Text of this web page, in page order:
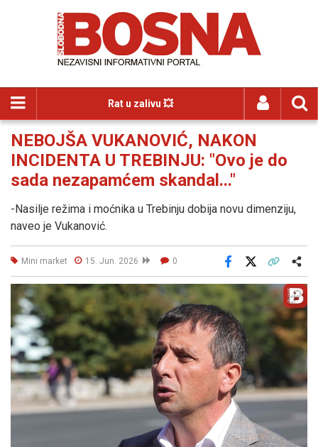
Rat u zalivu 💥
NEBOJŠA VUKANOVIĆ, NAKON
INCIDENTA U TREBINJU: "Ovo je do
sada nezapamćem skandal..."
-Nasilje režima i moćnika u Trebinju dobija novu dimenziju,
naveo je Vukanović.
Mini market 15. Jun. 2026 0
Facebook